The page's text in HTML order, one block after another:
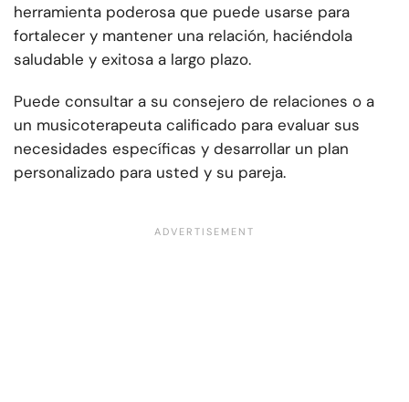
herramienta poderosa que puede usarse para
fortalecer y mantener una relación, haciéndola
saludable y exitosa a largo plazo.
Puede consultar a su consejero de relaciones o a
un musicoterapeuta calificado para evaluar sus
necesidades específicas y desarrollar un plan
personalizado para usted y su pareja.